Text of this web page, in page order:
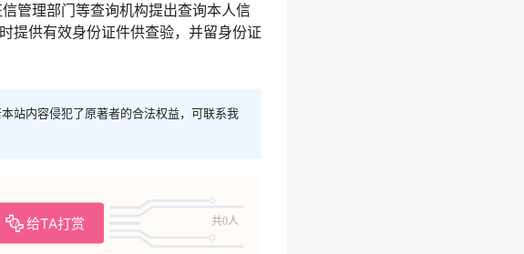
管理部门等查询机构提出查询本人信
提供有效身份证件供查验，并留身份证
站内容侵犯了原著者的合法权益，可联系我
给TA打赏 共0人